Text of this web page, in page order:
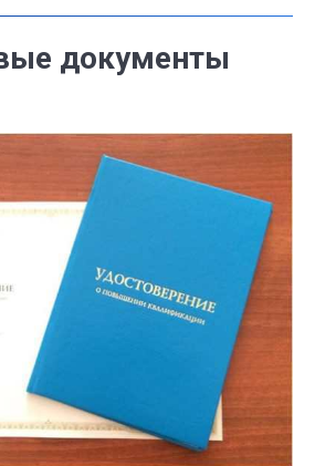
документы